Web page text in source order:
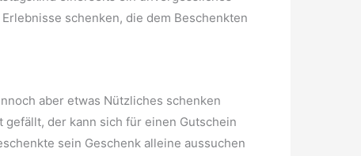
schenken, die dem Beschenkten
aber etwas Nützliches schenken
gefällt, der kann sich für einen Gutschein
sein Geschenk alleine aussuchen